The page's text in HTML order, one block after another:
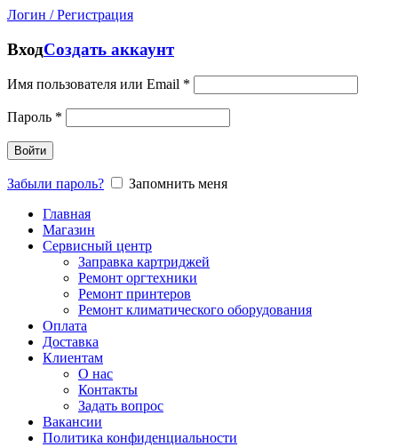
Логин / Регистрация
ВходСоздать аккаунт
Имя пользователя или Email *
Пароль *
Войти
Забыли пароль?
Запомнить меня
Главная
Магазин
Сервисный центр
Заправка картриджей
Ремонт оргтехники
Ремонт принтеров
Ремонт климатического оборудования
Оплата
Доставка
Клиентам
О нас
Контакты
Задать вопрос
Вакансии
Политика конфиденциальности